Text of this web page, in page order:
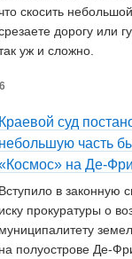
скосить
дорогу или
уж и сложно.
Краевой суд
небольшую часть
на Де-
Вступило в законную
иску прокуратуры о
муниципалитету
на полуострове Де-